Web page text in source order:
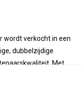
wordt verkocht in een
dubbelzijdige
Met
en extra controle